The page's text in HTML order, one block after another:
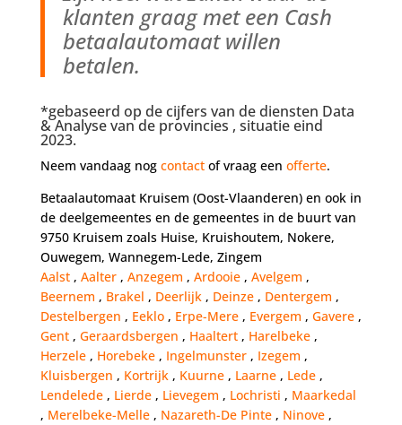
klanten graag met een Cash
betaalautomaat willen
betalen.
*gebaseerd op de cijfers van de diensten Data
& Analyse van de provincies , situatie eind
2023.
Neem vandaag nog contactof vraag een offerte.
Betaalautomaat Kruisem (Oost-Vlaanderen) en ook in
de deelgemeentes en de gemeentes in de buurt van
9750 Kruisem zoals Huise, Kruishoutem, Nokere,
Ouwegem, Wannegem-Lede, Zingem
Aalst , Aalter , Anzegem , Ardooie , Avelgem ,
Beernem , Brakel , Deerlijk , Deinze , Dentergem ,
Destelbergen , Eeklo , Erpe-Mere , Evergem , Gavere ,
Gent , Geraardsbergen , Haaltert , Harelbeke ,
Herzele , Horebeke , Ingelmunster , Izegem ,
Kluisbergen , Kortrijk , Kuurne , Laarne , Lede ,
Lendelede , Lierde , Lievegem , Lochristi , Maarkedal
, Merelbeke-Melle , Nazareth-De Pinte , Ninove ,